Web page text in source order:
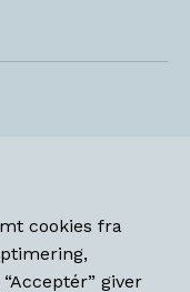
cookies fra
giver